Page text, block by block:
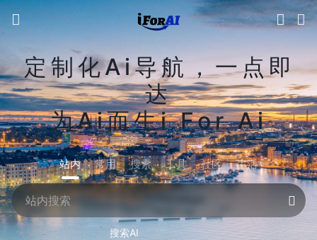
定制化Ai导航，一点即
达
为Ai而生i For Ai
站内 常用 搜索 工具 社区 生活
搜索AI